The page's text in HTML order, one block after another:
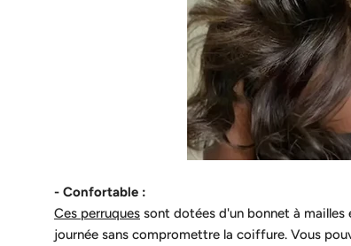
- Confortable :
Ces perruques sont dotées d'un bonnet à
journée sans compromettre la coiffure. Vous